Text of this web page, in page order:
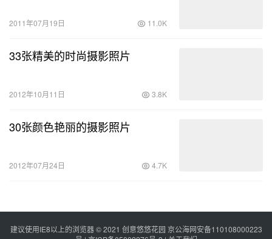
2011年07月19日 11.0K
33张精美的时尚摄影照片
2012年10月11日 3.8K
30张颜色艳丽的摄影照片
2012年07月24日 4.7K
建议使用IE8以上的浏览器 © 2021 创意悠悠花园 京公海网安备110108000223